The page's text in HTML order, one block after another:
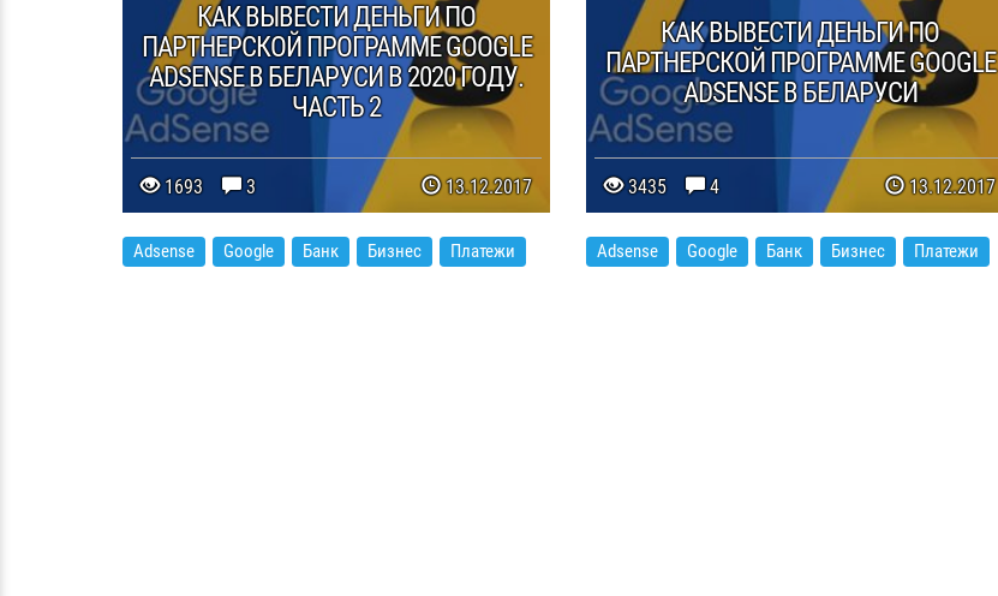
КАК ВЫВЕСТИ ДЕНЬГИ ПО
ПАРТНЕРСКОЙ ПРОГРАММЕ GOOGLE
ADSENSE В БЕЛАРУСИ В 2020 ГОДУ.
ЧАСТЬ 2
1693 3 13.12.2017
Adsense Google Банк Бизнес Платежи
КАК ВЫВЕСТИ ДЕНЬГИ ПО
ПАРТНЕРСКОЙ ПРОГРАММЕ GOOGLE
ADSENSE В БЕЛАРУСИ
3435 4 13.12.2017
Adsense Google Банк Бизнес Платежи